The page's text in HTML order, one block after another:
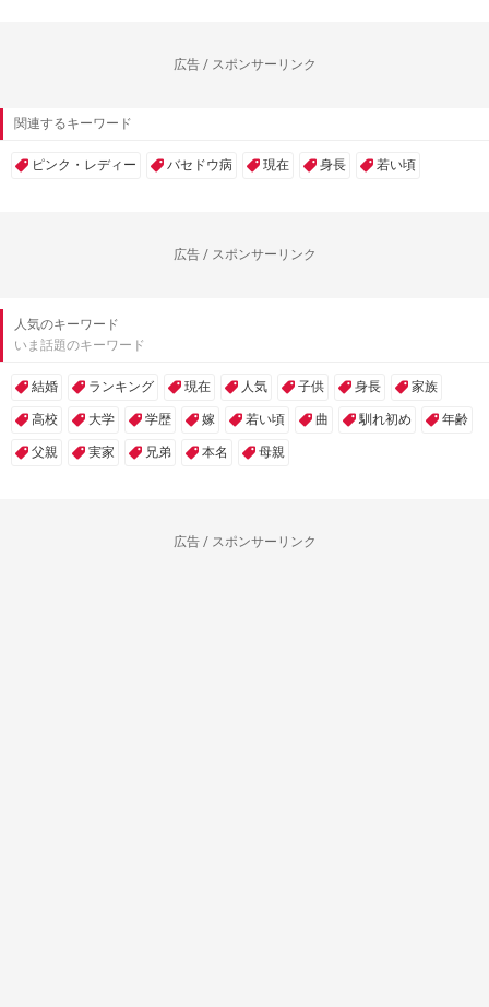
広告 / スポンサーリンク
関連するキーワード
ピンク・レディー バセドウ病 現在 身長 若い頃
広告 / スポンサーリンク
人気のキーワード
いま話題のキーワード
結婚 ランキング 現在 人気 子供 身長 家族
高校 大学 学歴 嫁 若い頃 曲 馴れ初め 年齢
父親 実家 兄弟 本名 母親
広告 / スポンサーリンク